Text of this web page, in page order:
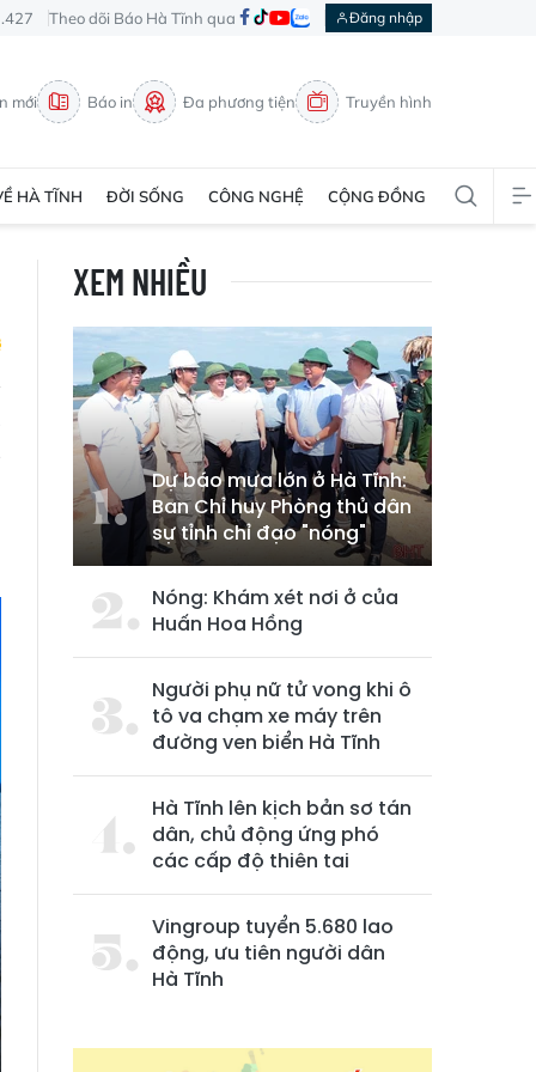
Theo dõi Báo Hà Tĩnh qua Đăng nhập
mới Báo in Đa phương tiện Truyền hình
HÀ TĨNH ĐỜI SỐNG CÔNG NGHỆ CỘNG ĐỒNG
XEM NHIỀU
Dự báo mưa lớn ở Hà Tĩnh:
Ban Chỉ huy Phòng thủ dân
sự tỉnh chỉ đạo "nóng"
Nóng: Khám xét nơi ở của
Huấn Hoa Hồng
Người phụ nữ tử vong khi ô
tô va chạm xe máy trên
đường ven biển Hà Tĩnh
Hà Tĩnh lên kịch bản sơ tán
dân, chủ động ứng phó
các cấp độ thiên tai
Vingroup tuyển 5.680 lao
động, ưu tiên người dân
Hà Tĩnh